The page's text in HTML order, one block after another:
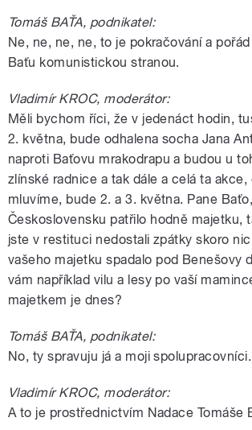
Tomáš BAŤA, podnikatel:
Ne, ne, ne, ne, to je pokračování a
Baťu komunistickou stranou.
Vladimír KROC, moderátor:
Měli bychom říci, že v jedenáct hodin,
2. května, bude odhalena socha Jana
naproti Baťovu mrakodrapu a budou u
zlínské radnice a tak dále a celá ta
mluvíme, bude 2. a 3. května. Pane
Československu patřilo hodně majetku,
jste v restituci nedostali zpátky skoro
vašeho majetku spadalo pod Benešovy
vám například vilu a lesy po vaší
majetkem je dnes?
Tomáš BAŤA, podnikatel:
No, ty spravuju já a moji spolupracovníci.
Vladimír KROC, moderátor:
A to je prostřednictvím Nadace Tomáše